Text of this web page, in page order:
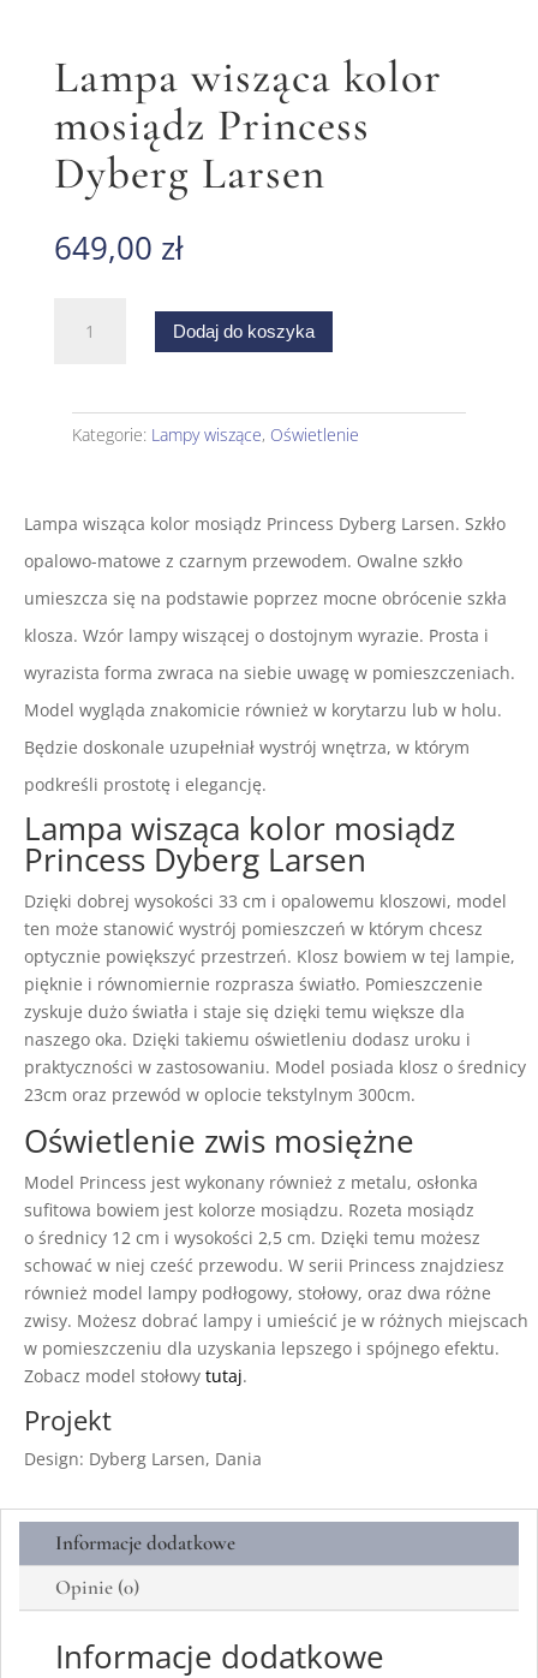
Lampa wisząca kolor
mosiądz Princess
Dyberg Larsen
649,00 zł
Lampa
Princess
Dodaj do koszyka
Kategorie: Lampy wiszące, Oświetlenie
Lampa wisząca kolor mosiądz Princess Dyberg Larsen. Szkło
opalowo-matowe z czarnym przewodem. Owalne szkło
umieszcza się na podstawie poprzez mocne obrócenie szkła
klosza. Wzór lampy wiszącej o dostojnym wyrazie. Prosta i
wyrazista forma zwraca na siebie uwagę w pomieszczeniach.
Model wygląda znakomicie również w korytarzu lub w holu.
Będzie doskonale uzupełniał wystrój wnętrza, w którym
podkreśli prostotę i elegancję.
Lampa wisząca kolor mosiądz
Princess Dyberg Larsen
Dzięki dobrej wysokości 33 cm i opalowemu kloszowi, model
ten może stanowić wystrój pomieszczeń w którym chcesz
optycznie powiększyć przestrzeń. Klosz bowiem w tej lampie,
pięknie i równomiernie rozprasza światło. Pomieszczenie
zyskuje dużo światła i staje się dzięki temu większe dla
naszego oka. Dzięki takiemu oświetleniu dodasz uroku i
praktyczności w zastosowaniu. Model posiada klosz o średnicy
23cm oraz przewód w oplocie tekstylnym 300cm.
Oświetlenie zwis mosiężne
Model Princess jest wykonany również z metalu, osłonka
sufitowa bowiem jest kolorze mosiądzu. Rozeta mosiądz
o średnicy 12 cm i wysokości 2,5 cm. Dzięki temu możesz
schować w niej cześć przewodu. W serii Princess znajdziesz
również model lampy podłogowy, stołowy, oraz dwa różne
zwisy. Możesz dobrać lampy i umieścić je w różnych miejscach
w pomieszczeniu dla uzyskania lepszego i spójnego efektu.
Zobacz model stołowy tutaj.
Projekt
Design: Dyberg Larsen, Dania
Informacje dodatkowe
Opinie (0)
Informacje dodatkowe